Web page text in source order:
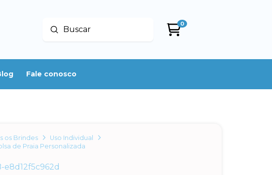
Buscar
Enviar
0
Fale conosco
os Brindes
Uso Individual
de Praia Personalizada
e8d12f5c962d